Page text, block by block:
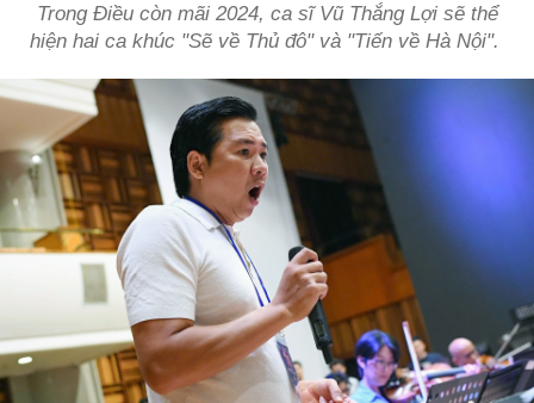
Trong Điều còn mãi 2024, ca sĩ Vũ Thắng Lợi sẽ thể
hiện hai ca khúc "Sẽ về Thủ đô" và "Tiến về Hà Nội".